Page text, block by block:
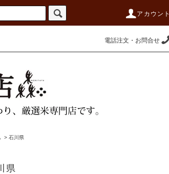
アカウント
電話注文・お問合せ
> 石川県
県